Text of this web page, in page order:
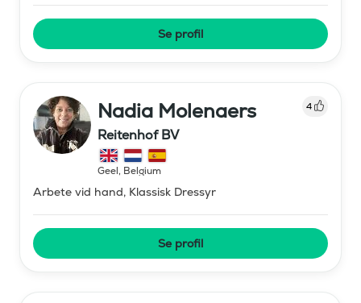
Se profil
Nadia Molenaers 4
Reitenhof BV
Geel, Belgium
Arbete vid hand, Klassisk Dressyr
Se profil